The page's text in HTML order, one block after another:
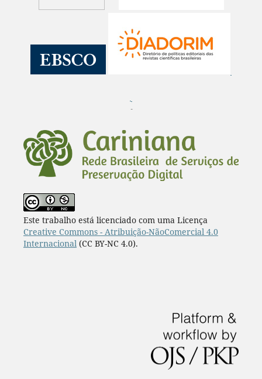
¨
Este trabalho está licenciado com uma Licença
Creative Commons - Atribuição-NãoComercial 4.0
Internacional(CC BY-NC 4.0).